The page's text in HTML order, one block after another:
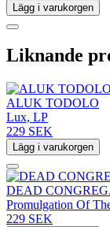
Lägg i varukorgen
Liknande
ALUK TODOLO
Lux, LP
229 SEK
Lägg i varukorgen
DEAD
Promulgation Of
229 SEK